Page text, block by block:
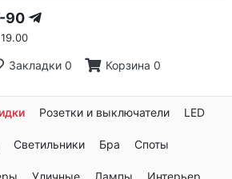
90
Закладки 0 Корзина 0
Розетки и выключатели LED
Светильники Бра Споты
Уличные Лампы Интерьер